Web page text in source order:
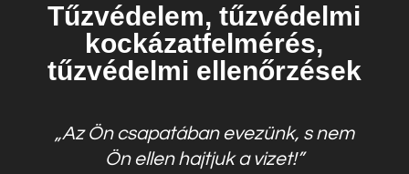
Tűzvédelem, tűzvédelmi
kockázatfelmérés,
tűzvédelmi ellenőrzések
„Az Ön csapatában evezünk, s nem
Ön ellen hajtjuk a vizet!”